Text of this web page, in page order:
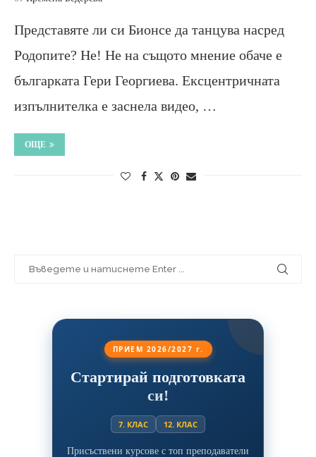
Представяте ли си Бионсе да танцува насред
Родопите? Не! Не на същото мнение обаче е
българката Гери Георгиева. Ексцентричната
изпълнителка е заснела видео, …
ОЩЕ
ПРИЕМ 2026/2027 г.
Стартирай подготовката
си!
7. КЛАС 12. КЛАС
Присъствени курсове с топ преподаватели